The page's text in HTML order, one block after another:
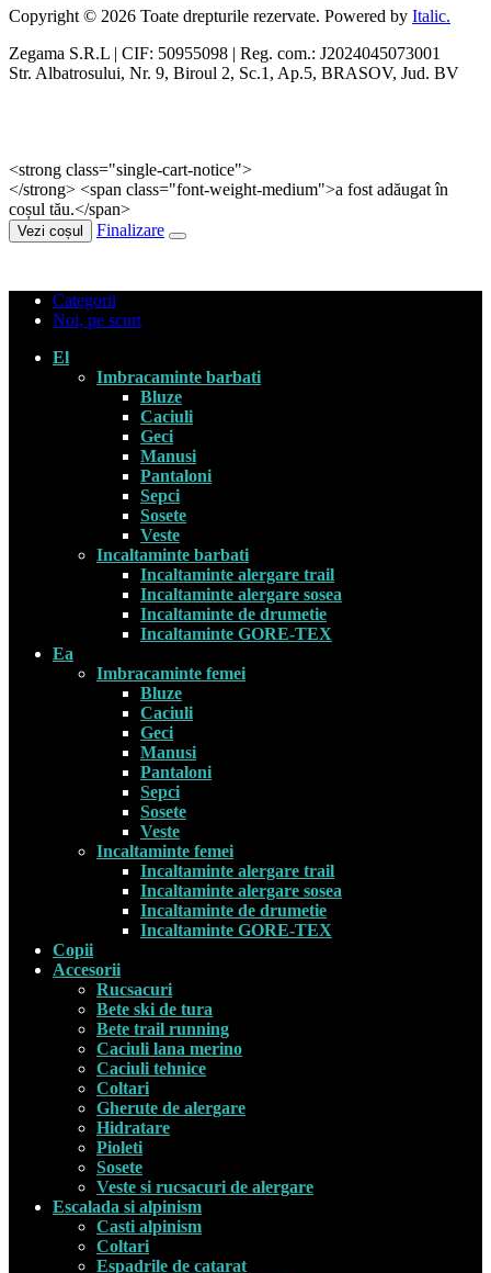
Copyright © 2026 Toate drepturile rezervate. Powered by Italic.
Zegama S.R.L | CIF: 50955098 | Reg. com.: J2024045073001
Str. Albatrosului, Nr. 9, Biroul 2, Sc.1, Ap.5, BRASOV, Jud. BV
<strong class="single-cart-notice">
</strong> <span class="font-weight-medium">a fost adăugat în
coșul tău.</span>
Vezi coșul Finalizare
Categorii
Noi, pe scurt
El
Imbracaminte barbati
Bluze
Caciuli
Geci
Manusi
Pantaloni
Sepci
Sosete
Veste
Incaltaminte barbati
Incaltaminte alergare trail
Incaltaminte alergare sosea
Incaltaminte de drumetie
Incaltaminte GORE-TEX
Ea
Imbracaminte femei
Bluze
Caciuli
Geci
Manusi
Pantaloni
Sepci
Sosete
Veste
Incaltaminte femei
Incaltaminte alergare trail
Incaltaminte alergare sosea
Incaltaminte de drumetie
Incaltaminte GORE-TEX
Copii
Accesorii
Rucsacuri
Bete ski de tura
Bete trail running
Caciuli lana merino
Caciuli tehnice
Coltari
Gherute de alergare
Hidratare
Pioleti
Sosete
Veste si rucsacuri de alergare
Escalada si alpinism
Casti alpinism
Coltari
Espadrile de catarat